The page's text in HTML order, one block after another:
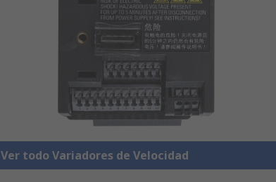
Ver todo Variadores de Velocidad